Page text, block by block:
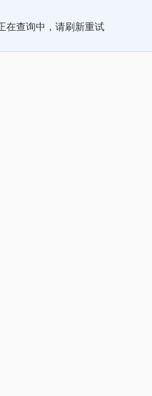
在查询中，请刷新重试